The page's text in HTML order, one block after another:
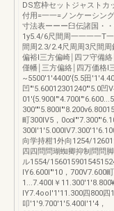
DS窓枠セットジャストカ
付用=一一=ノンケーシン
寸法表ーーー臼伝諸国・
1y5.4/6尺間周一一一一T
間周2.3/2.4尺周周3尺間
偏裕l三方偏崎￨四フ守備
僅幡￨三方偏絡￨四万価格l
~5500'1'4400'{5.5田
凹"'5.60012301240"'5.0凹
町300IV5，
向学持柑1外向1254/
四四問問瑚蜘卿抑制問問
ル1554/
IY6.600I"'10，700V7.600
1...7.400I￥
IY7.4ool'1'11.300四800四
叩'1'9.700'1'5.400I'1'4，